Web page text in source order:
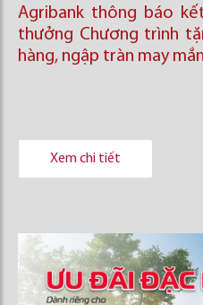
Agribank thông báo
thưởng Chương trình
hàng, ngập tràn may
Xem chi tiết